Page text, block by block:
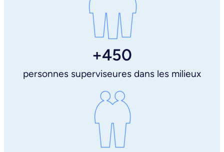
+450
personnes superviseures dans les milieux